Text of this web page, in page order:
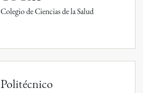
Colegio de Ciencias de la Salud
Politécnico